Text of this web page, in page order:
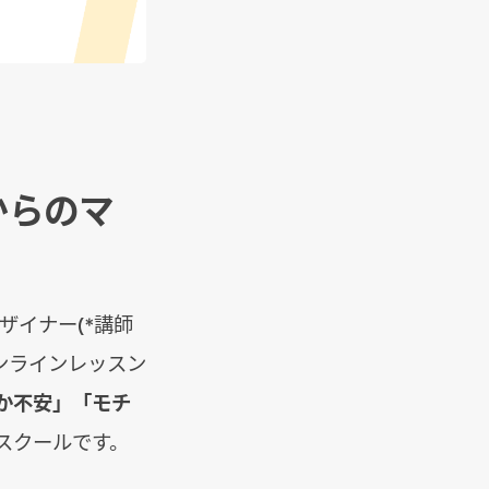
のマ
イナー(*講師
ラインレッスン
不安」「モチ
ールです。